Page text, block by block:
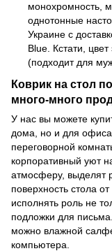
монохромность,
однотонные
Украине с
Blue. Кстати,
(подходит для
Коврик на стол
много-много
У нас вы можете
дома, но и для
переговорной
корпоративный уют
атмосферу, выделят
поверхность стола
исполнять роль не
подложки для
можно влажной
компьютера.